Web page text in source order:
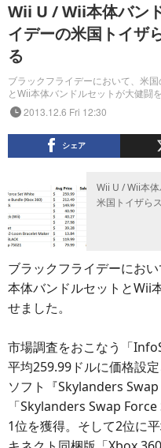
Wii U / Wii本体バン
イデーの米国トイザ
る
ブラックフライデーにおいて、米
とWii本体バンドルセットが大健闘
2013.12.6 Fri 12:30
シェア
Wii U / Wii本
米国トイザら
ブラックフライデーにお
本体バンドルセットとWii
せました。
市場調査をおこなう「
平均259.99ドルに価格設
ソフト『Skylanders
「Skylanders Swap
1位を獲得。そして2位に